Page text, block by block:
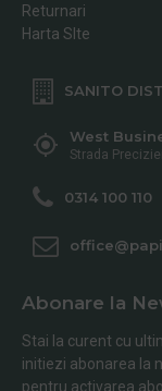
Returnari
Harta SIte
SANITO
West
Strada
0314 100 110
Abonare la
Stai la curent cu
initiezi abonarea la
pentru activarea